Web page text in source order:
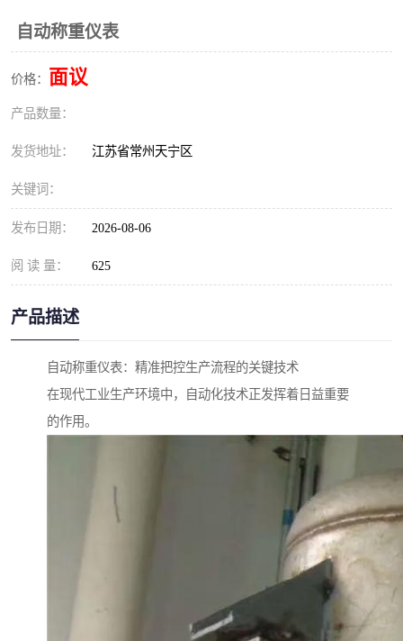
自动称重仪表
价格： 面议
产品数量：
发货地址： 江苏省常州天宁区
关键词：
发布日期： 2026-08-06
阅 读 量： 625
产品描述
自动称重仪表：精准把控生产流程的关键技术
在现代工业生产环境中，自动化技术正发挥着日益重要
的作用。